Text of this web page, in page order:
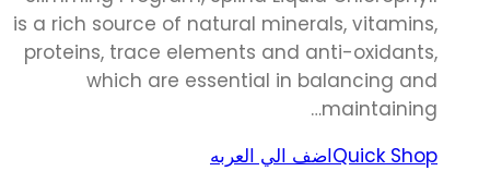
is a rich source of natural minerals, vitamins,
proteins, trace elements and anti-oxidants,
which are essential in balancing and
maintaining…
Quick Shopاضف الي العربه